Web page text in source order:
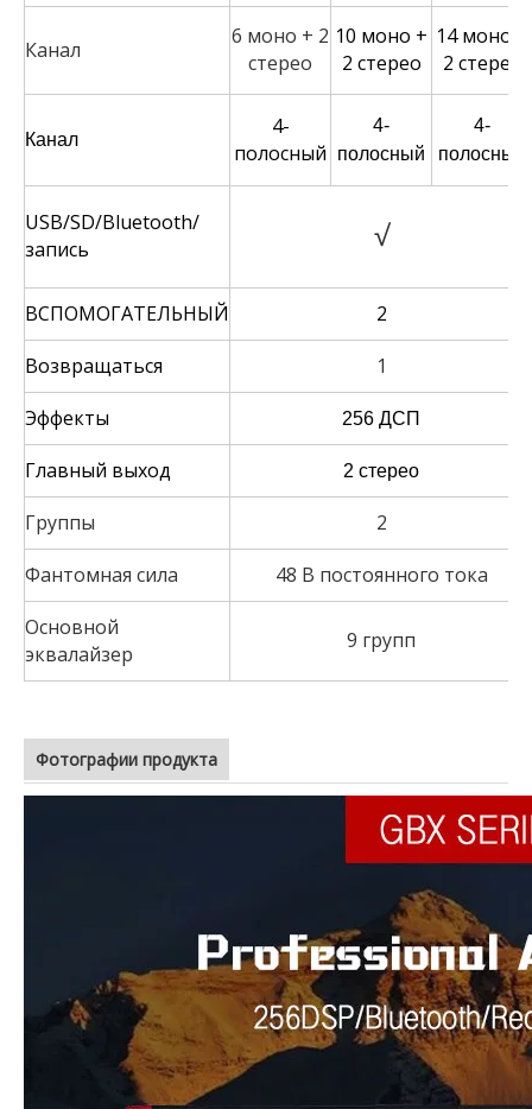
Канал
6 моно + 2
стерео
10 моно +
2 стерео
14 моно +
2 стерео
Канал
4-
полосный
4-
полосный
4-
полосный
USB/SD/Bluetooth/
запись
√
ВСПОМОГАТЕЛЬНЫЙ
2
Возвращаться
1
Эффекты
256 ДСП
Главный выход 2 стерео
Группы
2
Фантомная сила
48 В постоянного тока
Основной
эквалайзер
9 групп
Фотографии продукта